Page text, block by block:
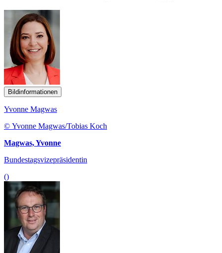
Bildinformationen
Yvonne Magwas
© Yvonne Magwas/Tobias Koch
Magwas, Yvonne
Bundestagsvizepräsidentin
()